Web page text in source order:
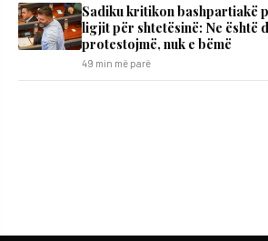
Sadiku kritikon bashpartiakë
ligjit për shtetësinë: Ne është
protestojmë, nuk e bëmë
49 min më parë